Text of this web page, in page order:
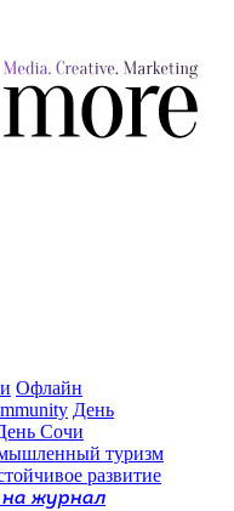
Офлайн
День
Сочи
туризм
развитие
на журнал